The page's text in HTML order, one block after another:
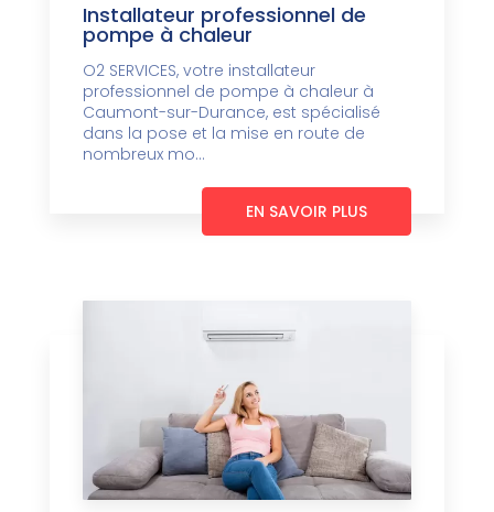
Installateur professionnel de
pompe à chaleur
O2 SERVICES, votre installateur
professionnel de pompe à chaleur à
Caumont-sur-Durance, est spécialisé
dans la pose et la mise en route de
nombreux mo...
EN SAVOIR PLUS